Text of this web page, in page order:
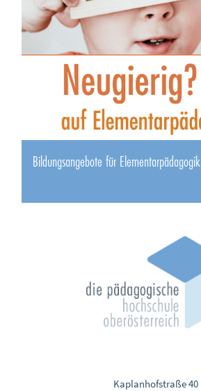
Bildungsangebote für Elementarpädagogik
Kaplanhofstraße 40